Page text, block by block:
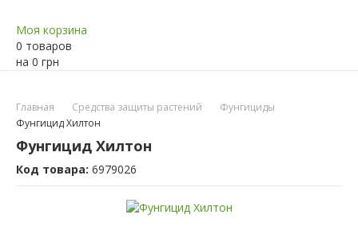
Моя корзина
0 товаров
на 0 грн
Главная Средства защиты растений
Фунгициды
Фунгицид Хилтон
Фунгицид Хилтон
Код товара: 6979026